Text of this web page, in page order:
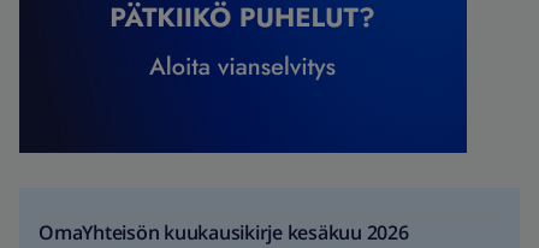
OmaYhteisön kuukausikirje kesäkuu 2026